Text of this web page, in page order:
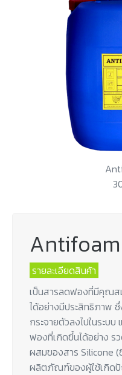
Antifoam
รายละเอียดสินค้า
เป็นสารลดฟองที่มีคุณ
ได้อย่างมีประสิทธิภาพ ซึ่
กระจายตัวลงไปในระบบ
ฟองที่เกิดขึ้นได้อย่าง ร
ผสมของสาร Silicone (
ผลิตภัณฑ์ของผู้ใช้เกิดปั